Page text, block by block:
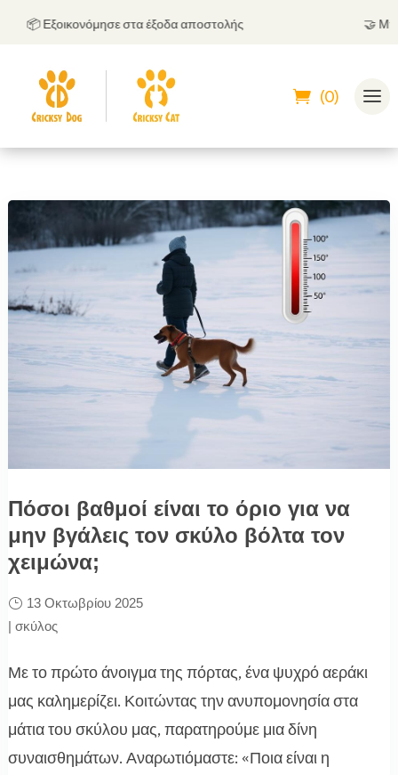
Εξοικονόμησε στα έξοδα αποστολής
(0)
Πόσοι βαθμοί είναι το όριο για να
μην βγάλεις τον σκύλο βόλτα τον
χειμώνα;
13 Οκτωβρίου 2025
| σκύλος
Με το πρώτο άνοιγμα της πόρτας, ένα ψυχρό αεράκι
μας καλημερίζει. Κοιτώντας την ανυπομονησία στα
μάτια του σκύλου μας, παρατηρούμε μια δίνη
συναισθημάτων. Αναρωτιόμαστε: «Ποια είναι η